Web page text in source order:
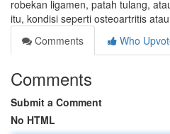
robekan ligamen, patah tulang,
itu, kondisi seperti osteoartritis atau
Comments
Who
Comments
Submit a Comment
No HTML